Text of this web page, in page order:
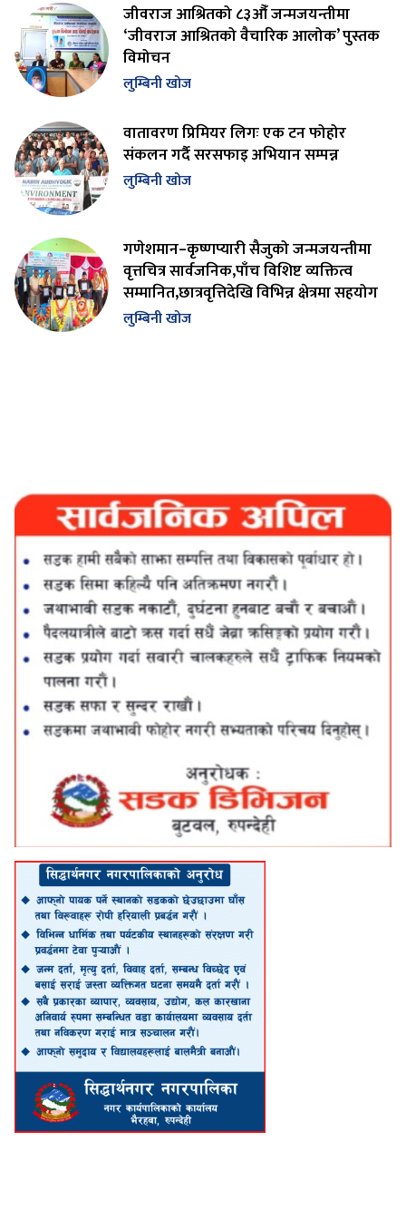
जीवराज आश्रितको ८३औँ जन्मजयन्तीमा
‘जीवराज आश्रितको वैचारिक आलोक’ पुस्तक
विमोचन
लुम्बिनी खोज
वातावरण प्रिमियर लिगः एक टन फोहोर
संकलन गर्दै सरसफाइ अभियान सम्पन्न
लुम्बिनी खोज
गणेशमान–कृष्णप्यारी सैजुको जन्मजयन्तीमा
वृत्तचित्र सार्वजनिक,पाँच विशिष्ट व्यक्तित्व
सम्मानित,छात्रवृत्तिदेखि विभिन्न क्षेत्रमा सहयोग
लुम्बिनी खोज